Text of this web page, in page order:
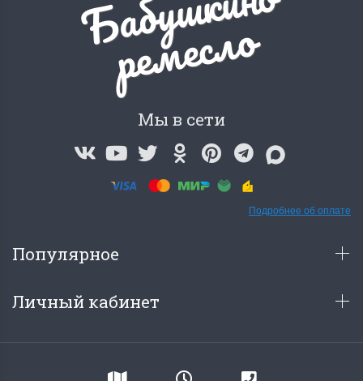
о
Мы в сети
Подробнее об оплате
Популярное
Личный кабинет